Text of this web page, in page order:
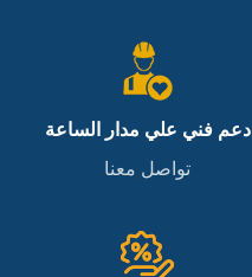
دعم فني علي مدار الساعة
تواصل معنا